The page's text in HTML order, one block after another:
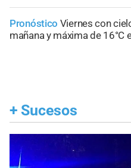
Pronóstico Viernes con
mañana y máxima de 16°C
+ Sucesos